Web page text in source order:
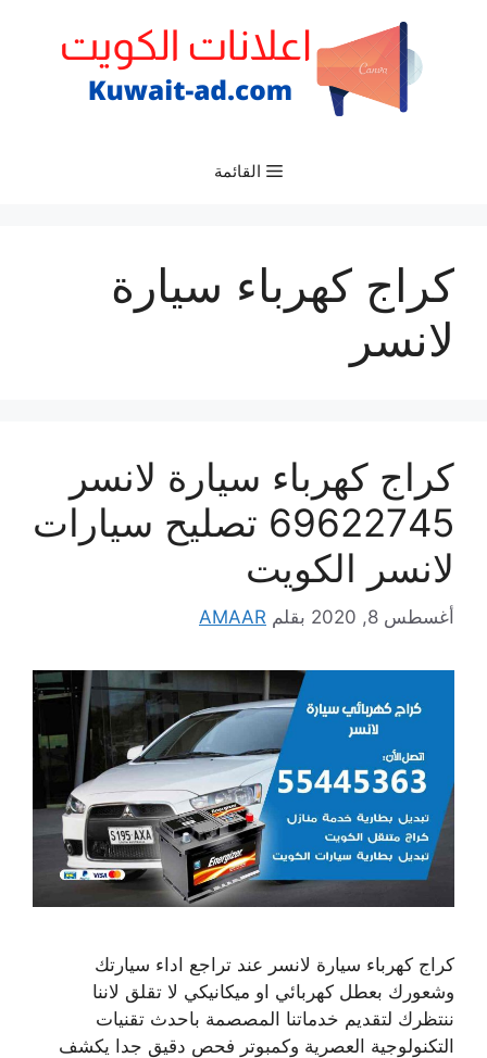
القائمة
كراج كهرباء سيارة
لانسر
كراج كهرباء سيارة لانسر
69622745 تصليح سيارات
لانسر الكويت
أغسطس 8, 2020 بقلم AMAAR
كراج كهرباء سيارة لانسر عند تراجع اداء سيارتك
وشعورك بعطل كهربائي او ميكانيكي لا تقلق لاننا
ننتظرك لتقديم خدماتنا المصصمة باحدث تقنيات
التكنولوجية العصرية وكمبوتر فحص دقيق جدا يكشف